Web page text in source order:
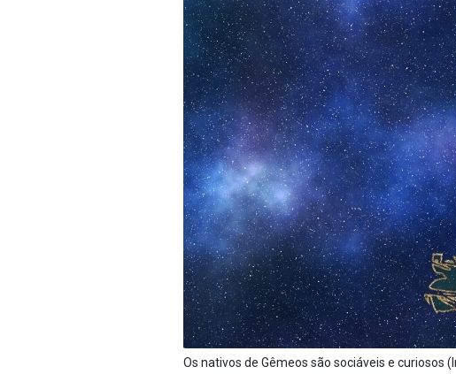
Os nativos de Gêmeos são sociáveis e curiosos